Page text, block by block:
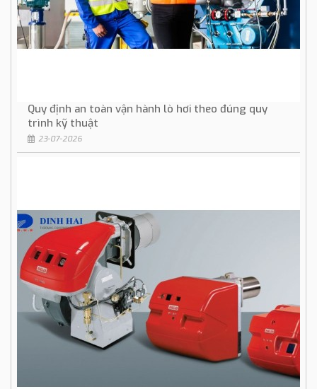
Quy định an toàn vận hành lò hơi theo đúng quy
trình kỹ thuật
23-07-2026